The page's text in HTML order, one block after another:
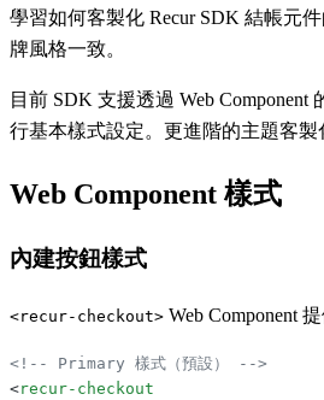
學習如何客製化 Recur SDK 結帳元
牌風格一致。
目前 SDK 支援透過 Web Component
行基本樣式設定。更進階的主題客製
Web Component 樣式
內建按鈕樣式
<recur-checkout> Web Component
<!-- Primary 樣式（預設） -->
<recur-checkout